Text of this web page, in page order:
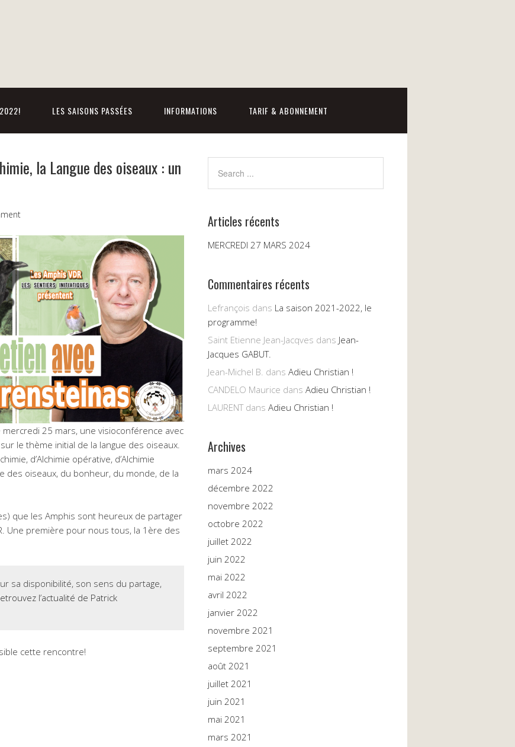
LES SAISONS PASSÉES INFORMATIONS TARIF & ABONNEMENT
la Langue des oiseaux : un
25 mars, une visioconférence avec
le thème initial de la langue des oiseaux.
d’Alchimie opérative, d’Alchimie
des oiseaux, du bonheur, du monde, de la
que les Amphis sont heureux de partager
Une première pour nous tous, la 1ère des
sa disponibilité, son sens du partage,
l’actualité de Patrick
cette rencontre!
Articles récents
MERCREDI 27 MARS 2024
Commentaires récents
Lefrançois dans La saison 2021-2022, le
programme!
Saint Etienne Jean-Jacqves dans Jean-
Jacques GABUT.
Jean-Michel B. dans Adieu Christian !
CANDELO Maurice dans Adieu Christian !
LAURENTdans Adieu Christian !
Archives
mars 2024
décembre 2022
novembre 2022
octobre 2022
juillet 2022
juin 2022
mai 2022
avril 2022
janvier 2022
novembre 2021
septembre 2021
août 2021
juillet 2021
juin 2021
mai 2021
mars 2021